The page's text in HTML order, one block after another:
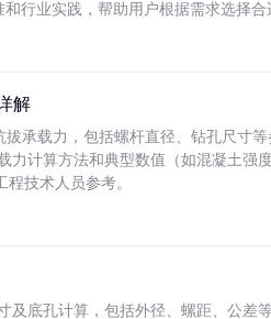
行业实践，帮助用户根据需求选择合
解
承载力，包括螺杆直径、钻孔尺寸
力计算方法和典型数值（如混凝土强
技术人员参考。
及底孔计算，包括外径、螺距、公差